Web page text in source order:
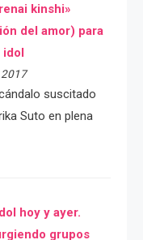
kinshi»
del amor) para
idol
2017
suscitado
Suto en plena
hoy y ayer.
grupos